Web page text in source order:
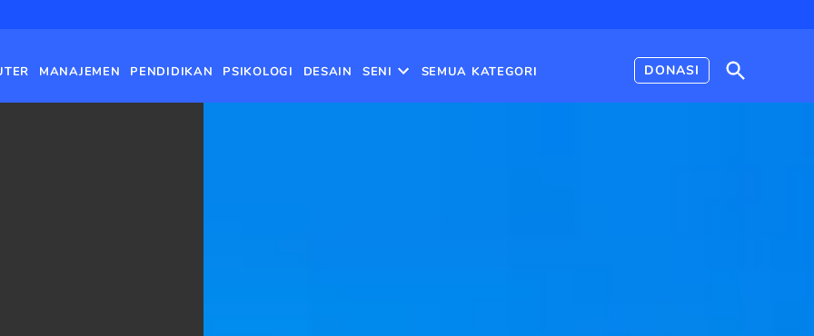
MANAJEMEN PENDIDIKAN PSIKOLOGI DESAIN SENI
dropdown
SEMUA KATEGORI DONASI
Open
Search